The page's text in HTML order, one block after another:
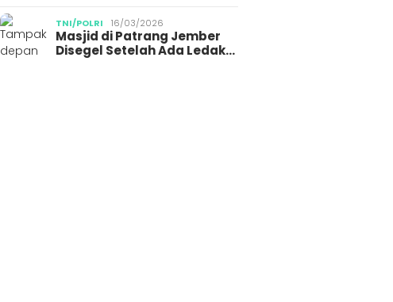
TNI/POLRI 16/03/2026
Masjid di Patrang Jember
Disegel Setelah Ada Ledak…